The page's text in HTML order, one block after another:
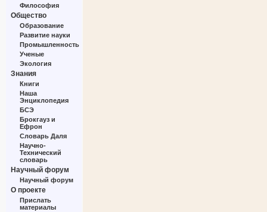
Философия
Общество
Образование
Развитие науки
Промышленность
Ученые
Экология
Знания
Книги
Наша
Энциклопедия
БСЭ
Брокгауз и
Ефрон
Словарь Даля
Научно-
Технический
словарь
Научный форум
Научный форум
О проекте
Прислать
материалы